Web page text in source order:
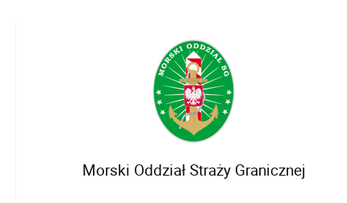
Morski Oddział Straży Granicznej